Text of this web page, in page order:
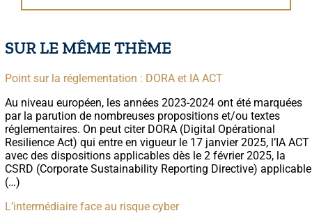
SUR LE MÊME THÈME
Point sur la réglementation : DORA et IA ACT
Au niveau européen, les années 2023-2024 ont été marquées
par la parution de nombreuses propositions et/ou textes
réglementaires. On peut citer DORA (Digital Opérational
Resilience Act) qui entre en vigueur le 17 janvier 2025, l’IA ACT
avec des dispositions applicables dès le 2 février 2025, la
CSRD (Corporate Sustainability Reporting Directive) applicable
(…)
L’intermédiaire face au risque cyber